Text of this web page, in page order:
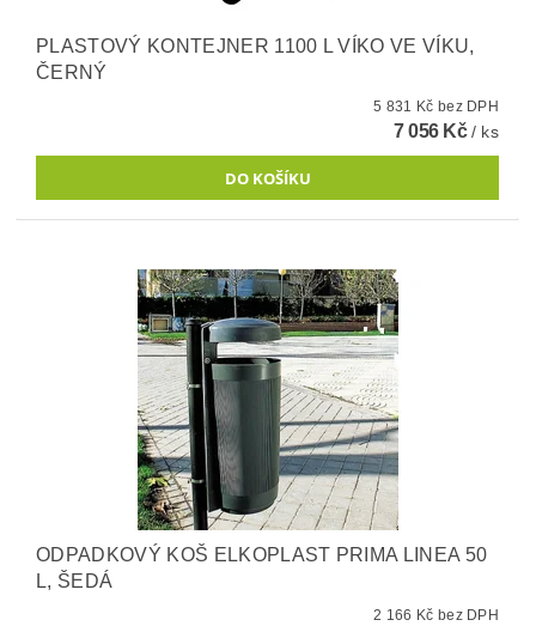
PLASTOVÝ KONTEJNER 1100 L VÍKO VE VÍKU,
ČERNÝ
5 831 Kč bez DPH
7 056 Kč/ ks
ODPADKOVÝ KOŠ ELKOPLAST PRIMA LINEA 50
L, ŠEDÁ
2 166 Kč bez DPH